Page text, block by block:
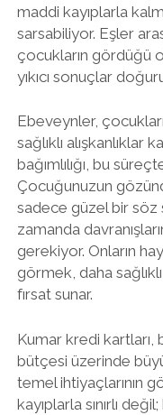
maddi kayıplarla
sarsabiliyor. Eşler
çocukların gördüğü
yıkıcı sonuçlar
Ebeveynler,
sağlıklı alışkanlıklar
bağımlılığı, bu
Çocuğunuzun
sadece güzel bir söz
zamanda
gerekiyor. Onların
görmek, daha
fırsat sunar.
Kumar kredi kartları,
bütçesi üzerinde
temel ihtiyaçlarının
kayıplarla sınırlı